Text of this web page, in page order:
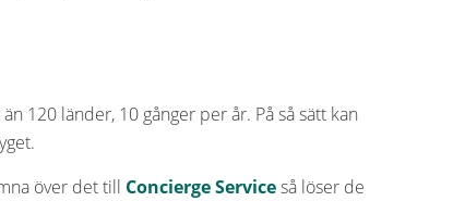
120 länder, 10 gånger per år. På så sätt kan
över det till Concierge Serviceså löser de